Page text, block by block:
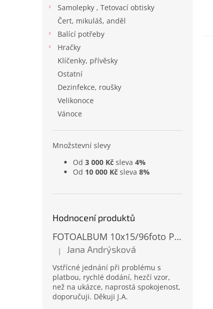
Samolepky , Tetovací obtisky
Čert, mikuláš, anděl
Balící potřeby
Hračky
Klíčenky, přívěsky
Ostatní
Dezinfekce, roušky
Velikonoce
Vánoce
Množstevní slevy
Od 3 000 Kč sleva 4%
Od 10 000 Kč sleva 8%
Hodnocení produktů
FOTOALBUM 10x15/96foto PP-4696 MIX
Hodnocení produktu je 5 z 5 hvězdiček.
| Jana Andrýsková
Vstřícné jednání při problému s
platbou, rychlé dodání, hezčí vzor,
než na ukázce, naprostá spokojenost,
doporučuji. Děkuji J.A.